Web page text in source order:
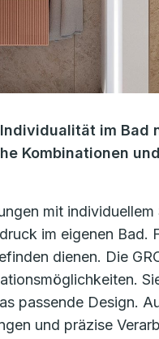
Individualität im
Kombinationen
mit
im eigenen Bad.
dienen. Die
passende Design.
und präzise